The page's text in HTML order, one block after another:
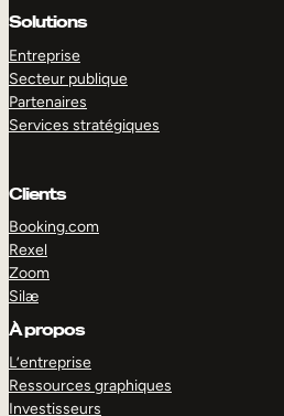
Solutions
Entreprise
Secteur publique
Partenaires
Services stratégiques
Clients
Booking.com
Rexel
Zoom
Silæ
À propos
L’entreprise
Ressources graphiques
Investisseurs